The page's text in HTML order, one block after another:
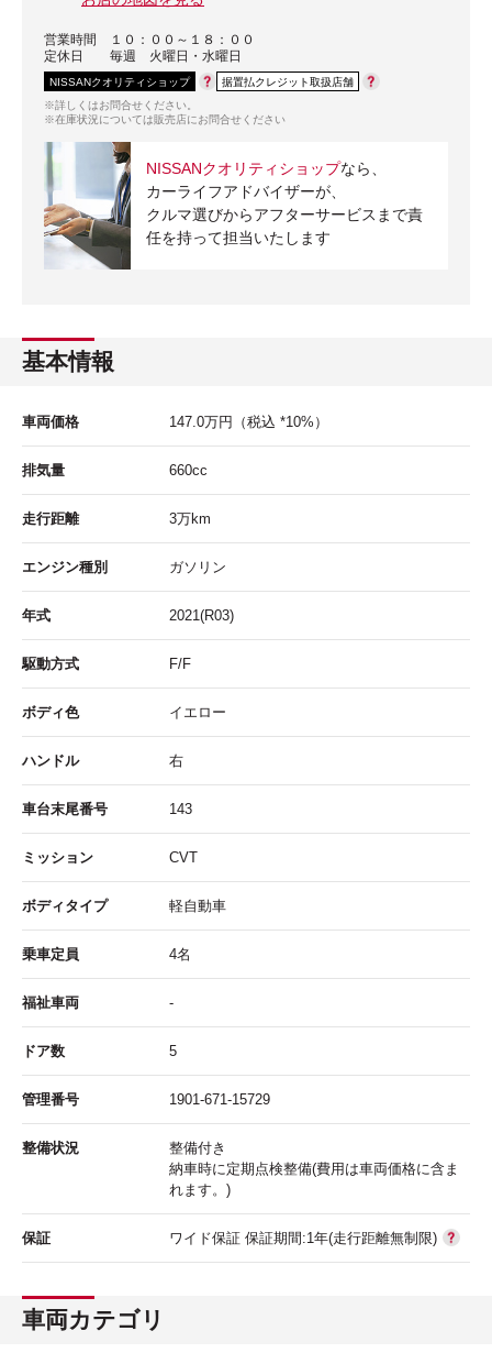
営業時間
１０：００～１８：００
定休日
毎週 火曜日・水曜日
NISSANクオリティショップ
据置払クレジット取扱店舗
※詳しくはお問合せください。
※在庫状況については販売店にお問合せください
NISSANクオリティショップなら、
カーライフアドバイザーが、
クルマ選びからアフターサービスまで責
任を持って担当いたします
基本情報
車両価格 147.0万円 （税込 *10%）
排気量 660cc
走行距離 3万km
エンジン種別 ガソリン
年式 2021(R03)
駆動方式 F/F
ボディ色 イエロー
ハンドル 右
車台末尾番号 143
ミッション CVT
ボディタイプ 軽自動車
乗車定員 4名
福祉車両 -
ドア数 5
管理番号 1901-671-15729
整備状況
整備付き
納車時に定期点検整備(費用は車両価格に含ま
れます。)
保証 ワイド保証 保証期間:1年(走行距離無制限)
車両カテゴリ